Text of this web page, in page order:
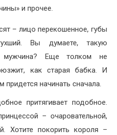
и прочее.
– лицо перекошенное, губы
Вы думаете, такую
мужчина? Еще толком не
как старая бабка. И
придется начинать сначала.
притягивает подобное.
– очаровательной,
Хотите покорить короля –